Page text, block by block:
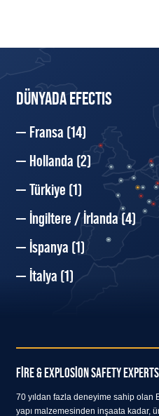
DÜNYADA EFECTIS
Fransa (14)
Hollanda (2)
Türkiye (1)
İngiltere / İrlanda (4)
İspanya (1)
İtalya (1)
FIRE & EXPLOSION SAFETY EXPERTS
70 yıldan fazla deneyime sahip olan
yapı malzemesinden inşaata kadar,